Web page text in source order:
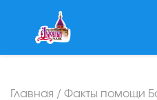
Главная / Факты помощи